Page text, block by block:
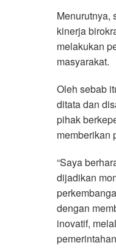
Menurutnya,
kinerja
melakukan
masyarakat.
Oleh sebab
ditata dan
pihak
memberikan
“Saya
dijadikan
dengan
inovatif,